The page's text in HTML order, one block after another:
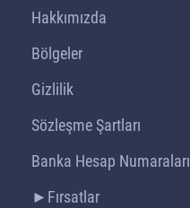
Hakkımızda
Bölgeler
Gizlilik
Sözleşme Şartları
Banka Hesap Numaraları
►Fırsatlar